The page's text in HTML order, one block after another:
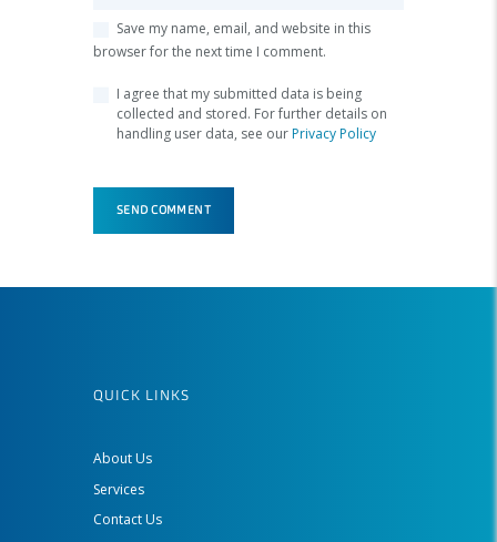
Save my name, email, and website in this
browser for the next time I comment.
I agree that my submitted data is being
collected and stored. For further details on
handling user data, see ourPrivacy Policy
QUICK LINKS
About Us
Services
Contact Us